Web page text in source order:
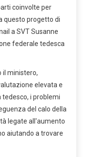
coinvolte per
questo progetto di
a SVT Susanne
federale tedesca
il ministero,
elevata e
tedesco, i problemi
del calo della
legate all'aumento
aiutando a trovare